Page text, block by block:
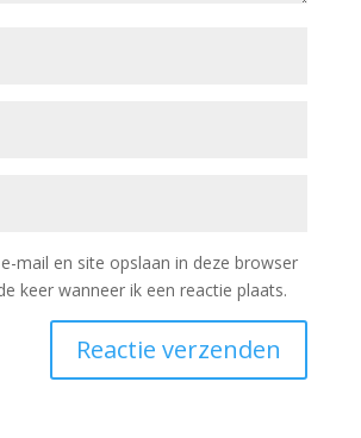
mail en site opslaan in deze browser
keer wanneer ik een reactie plaats.